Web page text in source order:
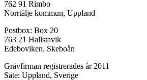
762 91 Rimbo
Norrtälje kommun, Uppland
Postbox: Box 20
763 21 Hallstavik
Edeboviken, Skeboån
Grävfirman registrerades år 2011
Säte: Uppland, Sverige